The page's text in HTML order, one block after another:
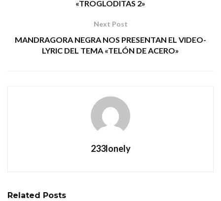
«TROGLODITAS 2»
Next Post
MANDRAGORA NEGRA NOS PRESENTAN EL VIDEO-
LYRIC DEL TEMA «TELÓN DE ACERO»
233lonely
Related Posts